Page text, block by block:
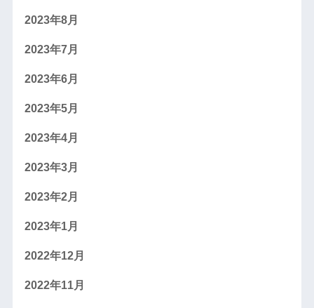
2023年8月
2023年7月
2023年6月
2023年5月
2023年4月
2023年3月
2023年2月
2023年1月
2022年12月
2022年11月